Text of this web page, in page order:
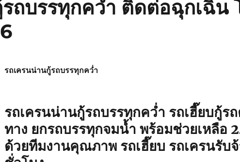
ถบรรทุกคว่ำ ติดต่อฉุกเฉิน
รถเครนน่านกู้รถบรรทุกคว่ำ
รถเครนน่านกู้รถบรรทุกคว่ำ รถเฮี๊ยบกู้ร
ทาง ยกรถบรรทุกจมน้ำ พร้อมช่วยเหลือ
ด้วยทีมงานคุณภาพ รถเฮี๊ยบ รถเครนรับ